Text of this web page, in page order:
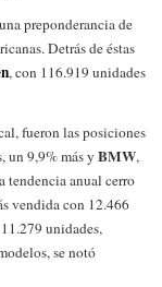
preponderancia de
Detrás de éstas
, con 116.919 unidades
fueron las posiciones
un 9,9% más y BMW,
tendencia anual cerro
vendida con 12.466
unidades,
se notó